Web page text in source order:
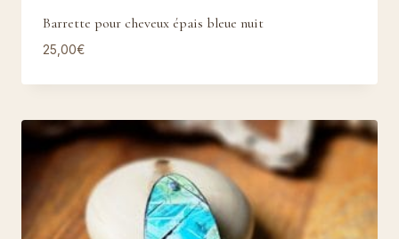
Barrette pour cheveux épais bleue nuit
25,00€